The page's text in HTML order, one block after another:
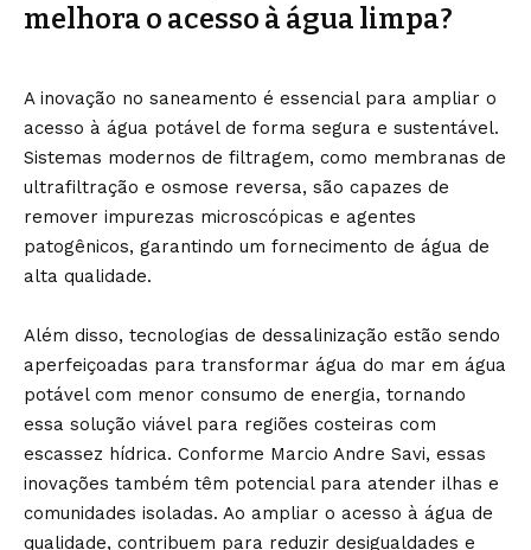
melhora o acesso à água limpa?
A inovação no saneamento é essencial para ampliar o
acesso à água potável de forma segura e sustentável.
Sistemas modernos de filtragem, como membranas de
ultrafiltração e osmose reversa, são capazes de
remover impurezas microscópicas e agentes
patogênicos, garantindo um fornecimento de água de
alta qualidade.
Além disso, tecnologias de dessalinização estão sendo
aperfeiçoadas para transformar água do mar em água
potável com menor consumo de energia, tornando
essa solução viável para regiões costeiras com
escassez hídrica. Conforme Marcio Andre Savi, essas
inovações também têm potencial para atender ilhas e
comunidades isoladas. Ao ampliar o acesso à água de
qualidade, contribuem para reduzir desigualdades e